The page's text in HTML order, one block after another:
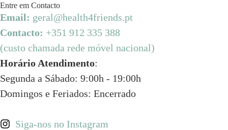
Entre em Contacto
Email: geral@health4friends.pt
Contacto: +351 912 335 388
(custo chamada rede móvel nacional)
Horário Atendimento:
Segunda a Sábado: 9:00h - 19:00h
Domingos e Feriados: Encerrado
Siga-nos no Instagram